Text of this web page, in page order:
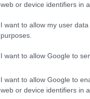
web or device identifiers in
I want to allow my user
purposes.
I want to allow Google to
I want to allow Google to
web or device identifiers in